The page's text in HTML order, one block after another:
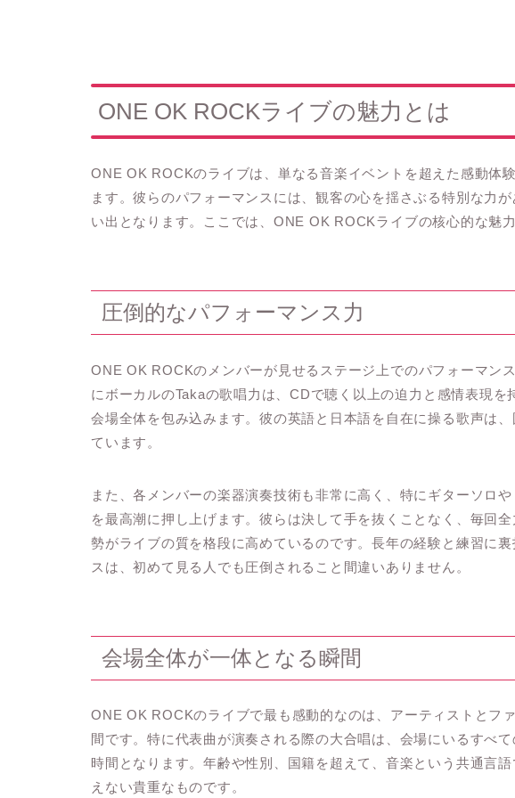
ONE OK ROCKライブの魅力とは
ONE OK ROCKのライブは、単なる音楽イベントを超えた感動体
ます。彼らのパフォーマンスには、観客の心を揺さぶる特別な力
い出となります。ここでは、ONE OK ROCKライブの核心的な魅
圧倒的なパフォーマンス力
ONE OK ROCKのメンバーが見せるステージ上でのパフォーマン
にボーカルのTakaの歌唱力は、CDで聴く以上の迫力と感情表現
会場全体を包み込みます。彼の英語と日本語を自在に操る歌声は
ています。
また、各メンバーの楽器演奏技術も非常に高く、特にギターソロ
を最高潮に押し上げます。彼らは決して手を抜くことなく、毎回
勢がライブの質を格段に高めているのです。長年の経験と練習に
スは、初めて見る人でも圧倒されること間違いありません。
会場全体が一体となる瞬間
ONE OK ROCKのライブで最も感動的なのは、アーティストとフ
間です。特に代表曲が演奏される際の大合唱は、会場にいるすべ
時間となります。年齢や性別、国籍を超えて、音楽という共通言
えない貴重なものです。